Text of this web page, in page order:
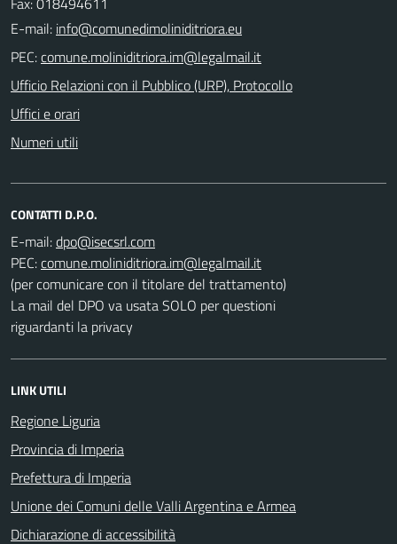
E-mail:
PEC:
Ufficio Relazioni con il Pubblico (URP), Protocollo
Uffici e orari
Numeri utili
CONTATTI D.P.O.
E-mail:
PEC:
(per comunicare con il titolare del trattamento)
La mail del DPO va usata SOLO per questioni
riguardanti la privacy
LINK UTILI
Regione Liguria
Provincia di Imperia
Prefettura di Imperia
Unione dei Comuni delle Valli Argentina e Armea
Dichiarazione di accessibilità